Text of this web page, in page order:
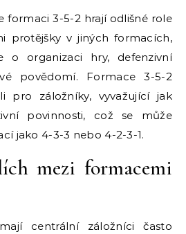
formaci 3-5-2 hrají odlišné role
protějšky v jiných formacích,
o organizaci hry, defenzivní
povědomí. Formace 3-5-2
pro záložníky, vyvažující jak
povinnosti, což se může
jako 4-3-3 nebo 4-2-3-1.
mezi formacemi
centrální záložníci často